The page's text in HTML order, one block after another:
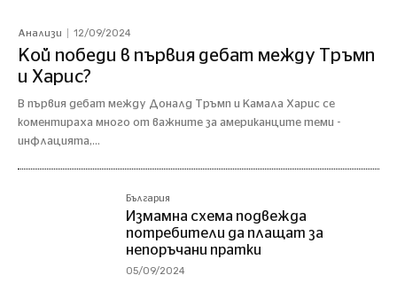
Анализи 12/09/2024
Кой победи в първия дебат между Тръмп
и Харис?
В първия дебат между Доналд Тръмп и Камала Харис се
коментираха много от важните за американците теми -
инфлацията,...
България
Измамна схема подвежда
потребители да плащат за
непоръчани пратки
05/09/2024